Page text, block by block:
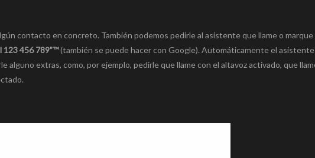
contacto en concreto. También podemos pedirle al asistente que llame o
123 456 789”™(también se puede hacer con Google). Automáticamente el
alguno extras, como, por ejemplo, pedirle que llame con el altavoz activado, que